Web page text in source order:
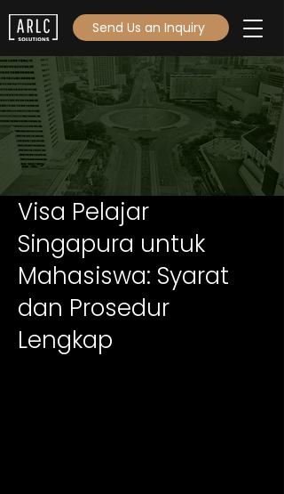
Send Us an Inquiry
Visa Pelajar
Singapura untuk
Mahasiswa: Syarat
dan Prosedur
Lengkap